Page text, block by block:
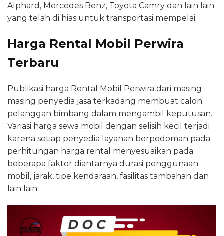
Alphard, Mercedes Benz, Toyota Camry dan lain lain
yang telah di hias untuk transportasi mempelai.
Harga Rental Mobil Perwira
Terbaru
Publikasi harga Rental Mobil Perwira dari masing
masing penyedia jasa terkadang membuat calon
pelanggan bimbang dalam mengambil keputusan.
Variasi harga sewa mobil dengan selisih kecil terjadi
karena setiap penyedia layanan berpedoman pada
perhitungan harga rental menyesuaikan pada
beberapa faktor diantarnya durasi penggunaan
mobil, jarak, tipe kendaraan, fasilitas tambahan dan
lain lain.